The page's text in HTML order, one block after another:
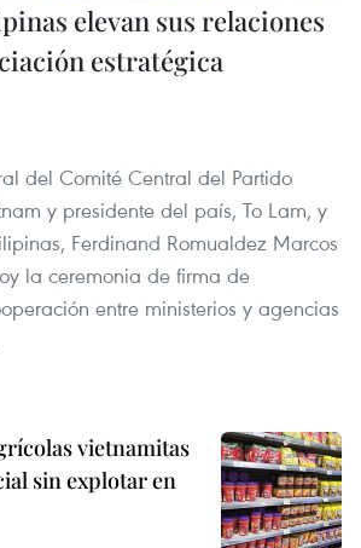
elevan sus relaciones
estratégica
del Comité Central del Partido
y presidente del país, To Lam, y
Ferdinand Romualdez Marcos
la ceremonia de firma de
entre ministerios y agencias
vietnamitas
sin explotar en